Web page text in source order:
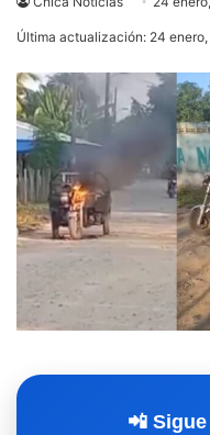
Última actualización: 24
📲